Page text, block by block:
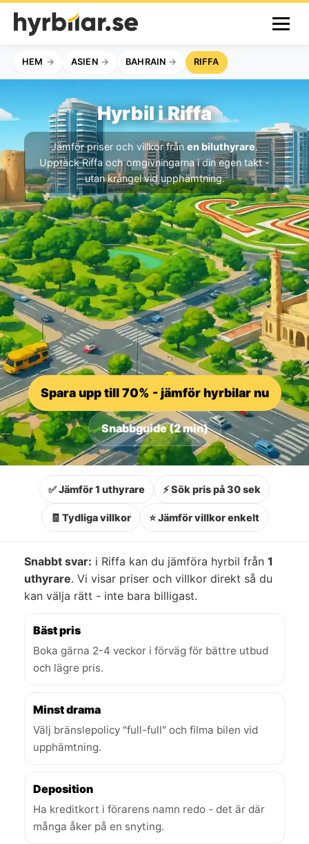
HEM ASIEN BAHRAIN RIFFA
Hyrbil i Riffa
Jämför priser och villkor från en biluthyrare.
Upptäck Riffa och omgivningarna i din egen takt -
utan krångel vid upphämtning.
Spara upp till 70% - jämför hyrbilar nu
Snabbguide (2 min)
✅ Jämför 1 uthyrare ⚡ Sök pris på 30 sek
🧾 Tydliga villkor ⭐ Jämför villkor enkelt
Snabbt svar: i Riffa kan du jämföra hyrbil från 1
uthyrare. Vi visar priser och villkor direkt så du
kan välja rätt - inte bara billigast.
Bäst pris
Boka gärna 2-4 veckor i förväg för bättre utbud
och lägre pris.
Minst drama
Välj bränslepolicy "full-full" och filma bilen vid
upphämtning.
Deposition
Ha kreditkort i förarens namn redo - det är där
många åker på en snyting.